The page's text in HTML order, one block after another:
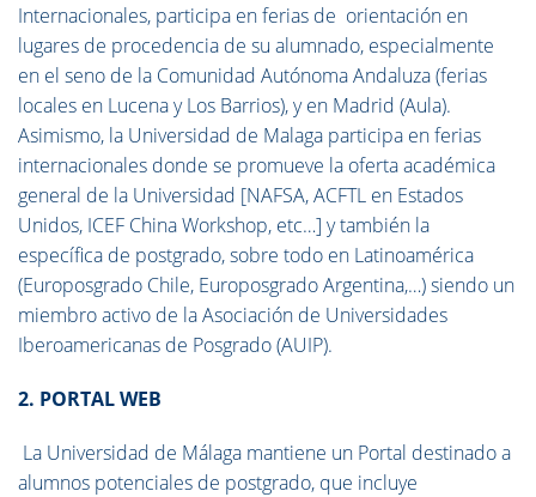
Internacionales, participa en ferias de orientación en
lugares de procedencia de su alumnado, especialmente
en el seno de la Comunidad Autónoma Andaluza (ferias
locales en Lucena y Los Barrios), y en Madrid (Aula).
Asimismo, la Universidad de Malaga participa en ferias
internacionales donde se promueve la oferta académica
general de la Universidad [NAFSA, ACFTL en Estados
Unidos, ICEF China Workshop, etc…] y también la
específica de postgrado, sobre todo en Latinoamérica
(Europosgrado Chile, Europosgrado Argentina,…) siendo un
miembro activo de la Asociación de Universidades
Iberoamericanas de Posgrado (AUIP).
2. PORTAL WEB
La Universidad de Málaga mantiene un Portal destinado a
alumnos potenciales de postgrado, que incluye